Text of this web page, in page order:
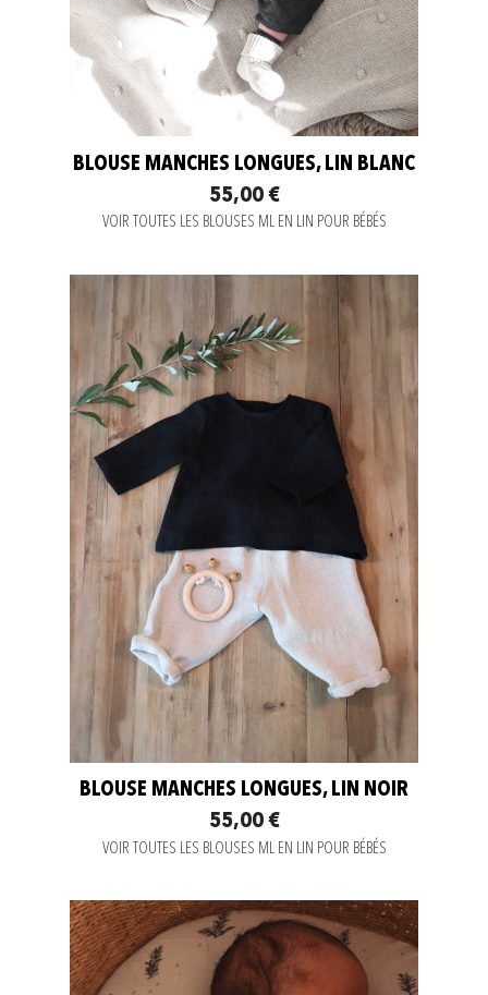
BLOUSE MANCHES LONGUES, LIN BLANC
55,00 €
VOIR TOUTES LES BLOUSES ML EN LIN POUR BÉBÉS
BLOUSE MANCHES LONGUES, LIN NOIR
55,00 €
VOIR TOUTES LES BLOUSES ML EN LIN POUR BÉBÉS